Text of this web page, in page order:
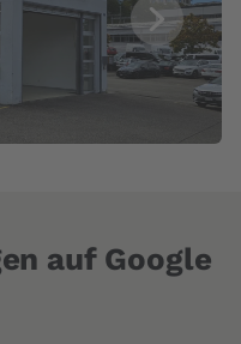
auf Google